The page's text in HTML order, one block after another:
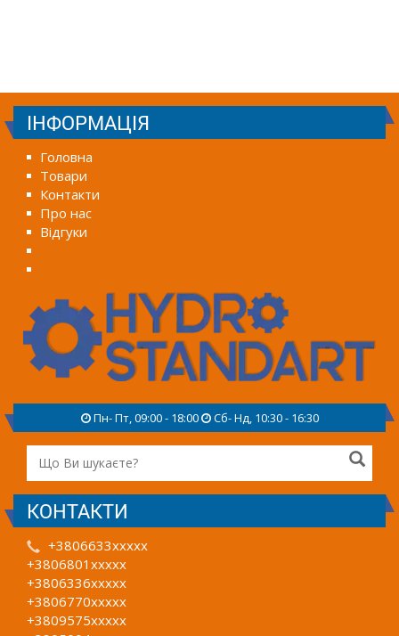
ІНФОРМАЦІЯ
Головна
Товари
Контакти
Про нас
Відгуки
Пн- Пт, 09:00 - 18:00 Сб- Нд, 10:30 - 16:30
КОНТАКТИ
+3806633xxxxx
+3806801xxxxx
+3806336xxxxx
+3806770xxxxx
+3809575xxxxx